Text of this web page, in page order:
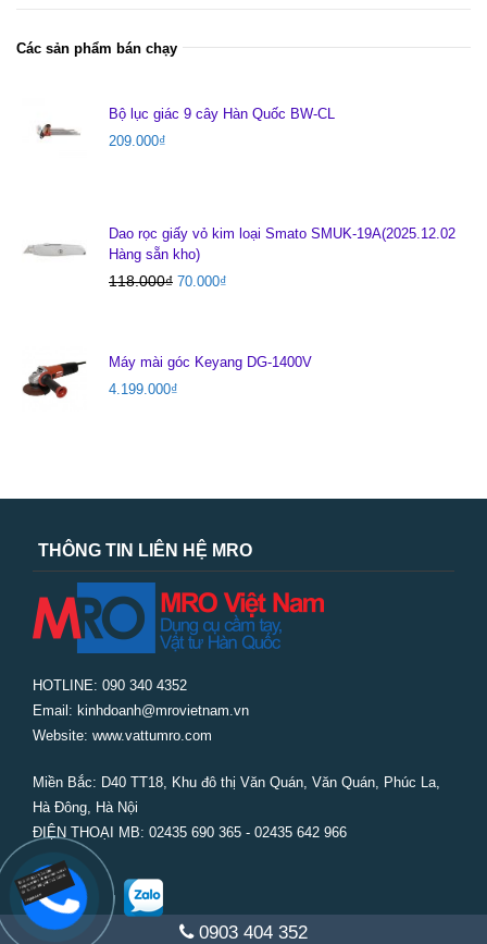
Các sản phẩm bán chạy
Bộ lục giác 9 cây Hàn Quốc BW-CL
209.000₫
Dao rọc giấy vỏ kim loại Smato SMUK-19A(2025.12.02
Hàng sẵn kho)
118.000₫ 70.000₫
Máy mài góc Keyang DG-1400V
4.199.000₫
THÔNG TIN LIÊN HỆ MRO
HOTLINE: 090 340 4352
Email: kinhdoanh@mrovietnam.vn
Website: www.vattumro.com
Miền Bắc: D40 TT18, Khu đô thị Văn Quán, Văn Quán, Phúc La,
Hà Đông, Hà Nội
ĐIỆN THOẠI MB: 02435 690 365 - 02435 642 966
0903 404 352